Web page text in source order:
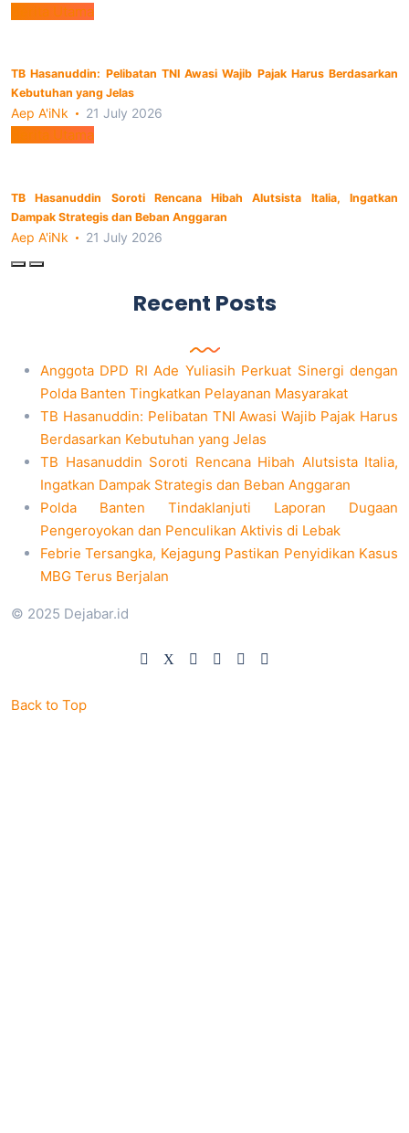
Berita Utama
TB Hasanuddin: Pelibatan TNI Awasi Wajib Pajak Harus Berdasarkan
Kebutuhan yang Jelas
Aep A'iNk 21 July 2026
Berita Utama
TB Hasanuddin Soroti Rencana Hibah Alutsista Italia, Ingatkan
Dampak Strategis dan Beban Anggaran
Aep A'iNk 21 July 2026
Recent Posts
Anggota DPD RI Ade Yuliasih Perkuat Sinergi dengan
Polda Banten Tingkatkan Pelayanan Masyarakat
TB Hasanuddin: Pelibatan TNI Awasi Wajib Pajak Harus
Berdasarkan Kebutuhan yang Jelas
TB Hasanuddin Soroti Rencana Hibah Alutsista Italia,
Ingatkan Dampak Strategis dan Beban Anggaran
Polda Banten Tindaklanjuti Laporan Dugaan
Pengeroyokan dan Penculikan Aktivis di Lebak
Febrie Tersangka, Kejagung Pastikan Penyidikan Kasus
MBG Terus Berjalan
© 2025 Dejabar.id
Back to Top